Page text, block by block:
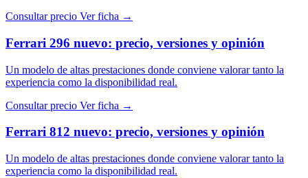
Consultar precio Ver ficha →
Ferrari 296 nuevo: precio, versiones y opinión
Un modelo de altas prestaciones donde conviene valorar tanto la
experiencia como la disponibilidad real.
Consultar precio Ver ficha →
Ferrari 812 nuevo: precio, versiones y opinión
Un modelo de altas prestaciones donde conviene valorar tanto la
experiencia como la disponibilidad real.